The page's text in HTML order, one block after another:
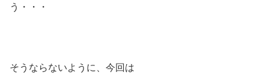
う・・・
そうならないように、今回は